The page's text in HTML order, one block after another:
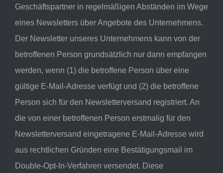
Geschäftspartner in regelmäßigen Abständen im Wege
eines Newsletters über Angebote des Unternehmens.
Der Newsletter unseres Unternehmens kann von der
betroffenen Person grundsätzlich nur dann empfangen
werden, wenn (1) die betroffene Person über eine
gültige E-Mail-Adresse verfügt und (2) die betroffene
Person sich für den Newsletterversand registriert. An
die von einer betroffenen Person erstmalig für den
Newsletterversand eingetragene E-Mail-Adresse wird
aus rechtlichen Gründen eine Bestätigungsmail im
Double-Opt-In-Verfahren versendet. Diese